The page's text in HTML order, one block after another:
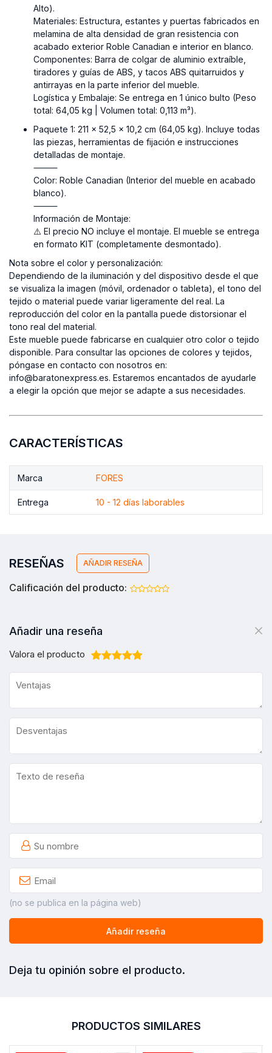
Alto).
Materiales: Estructura, estantes y puertas fabricados en
melamina de alta densidad de gran resistencia con
acabado exterior Roble Canadian e interior en blanco.
Componentes: Barra de colgar de aluminio extraíble,
tiradores y guías de ABS, y tacos ABS quitarruidos y
antirrayas en la parte inferior del mueble.
Logística y Embalaje: Se entrega en 1 único bulto (Peso
total: 64,05 kg | Volumen total: 0,113 m³).
Paquete 1: 211 x 52,5 x 10,2 cm (64,05 kg). Incluye todas
las piezas, herramientas de fijación e instrucciones
detalladas de montaje.
⸻
Color: Roble Canadian (Interior del mueble en acabado
blanco).
⸻
Información de Montaje:
⚠️ El precio NO incluye el montaje. El mueble se entrega
en formato KIT (completamente desmontado).
Nota sobre el color y personalización:
Dependiendo de la iluminación y del dispositivo desde el que
se visualiza la imagen (móvil, ordenador o tableta), el tono del
tejido o material puede variar ligeramente del real. La
reproducción del color en la pantalla puede distorsionar el
tono real del material.
Este mueble puede fabricarse en cualquier otro color o tejido
disponible. Para consultar las opciones de colores y tejidos,
póngase en contacto con nosotros en:
info@baratonexpress.es. Estaremos encantados de ayudarle
a elegir la opción que mejor se adapte a sus necesidades.
CARACTERÍSTICAS
Marca FORES
Entrega 10 - 12 días laborables
RESEÑAS AÑADIR RESEÑA
Calificación del producto:
Añadir una reseña
Valora el producto
(no se publica en la página web)
Añadir reseña
Deja tu opinión sobre el producto.
PRODUCTOS SIMILARES